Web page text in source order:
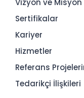
Sertifikalar
Kariyer
Hizmetler
Referans
Tedarikçi İlişkileri